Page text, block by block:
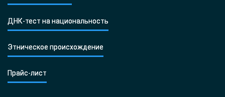
ДНК-тест на национальность
Этническое происхождение
Прайс-лист